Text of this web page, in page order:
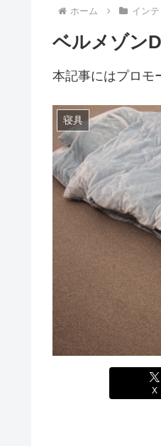
ホーム イン
ベルメゾン
本記事にはプロモ
寝具
X